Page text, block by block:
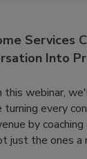
Services
Into
this webinar,
turning every
by
just the ones a